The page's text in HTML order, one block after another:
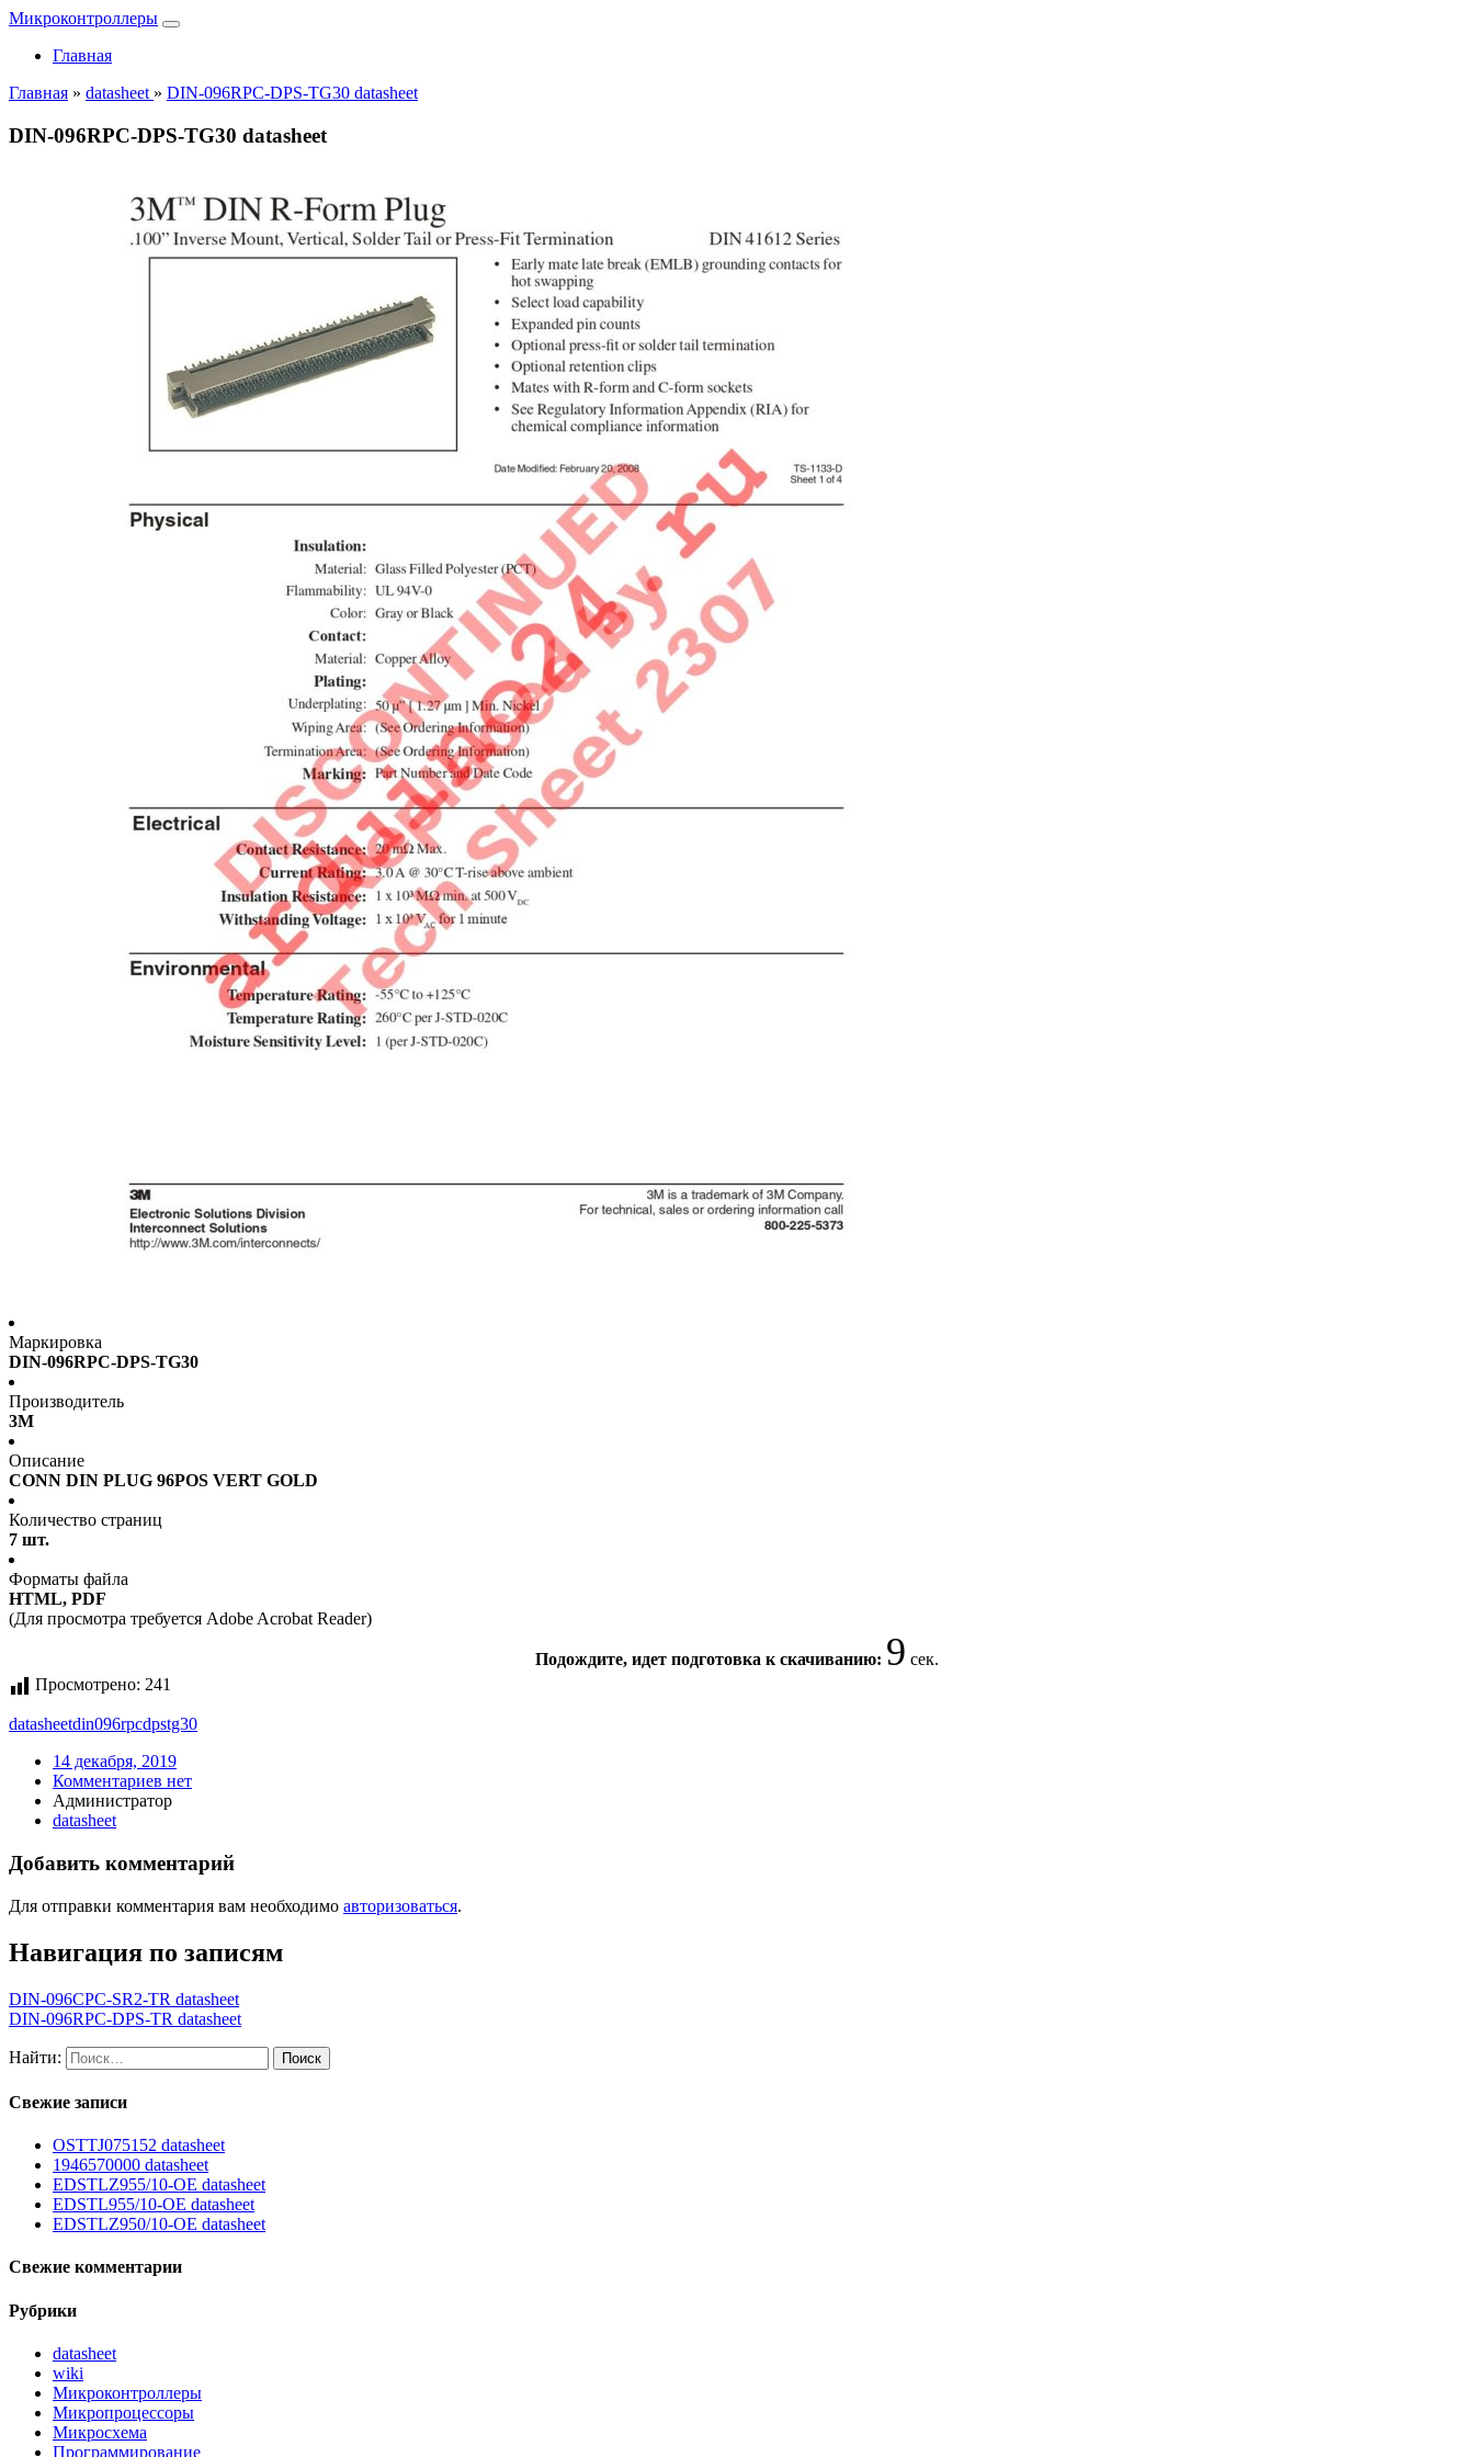
Микроконтроллеры
Главная
Главная » datasheet » DIN-096RPC-DPS-TG30 datasheet
DIN-096RPC-DPS-TG30 datasheet
Маркировка
DIN-096RPC-DPS-TG30
Производитель
3M
Описание
CONN DIN PLUG 96POS VERT GOLD
Количество страниц
7 шт.
Форматы файла
HTML, PDF
(Для просмотра требуется Adobe Acrobat Reader)
Подождите, идет подготовка к скачиванию: 8 сек.
Просмотрено: 241
datasheetdin096rpcdpstg30
14 декабря, 2019
Комментариев нет
Администратор
datasheet
Добавить комментарий
Для отправки комментария вам необходимо авторизоваться.
Навигация по записям
DIN-096CPC-SR2-TR datasheet
DIN-096RPC-DPS-TR datasheet
Найти:
Свежие записи
OSTTJ075152 datasheet
1946570000 datasheet
EDSTLZ955/10-OE datasheet
EDSTL955/10-OE datasheet
EDSTLZ950/10-OE datasheet
Свежие комментарии
Рубрики
datasheet
wiki
Микроконтроллеры
Микропроцессоры
Микросхема
Программирование